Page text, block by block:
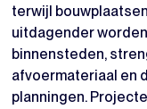
terwijl
uitdagender
binnensteden,
afvoermateriaal en
planningen.